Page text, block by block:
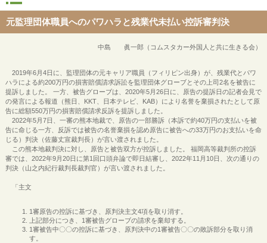
元監理団体職員へのパワハラと残業代未払い控訴審判決
中島 眞一郎（コムスタカー外国人と共に生きる会）
2019年6月4日に、監理団体の元キャリア職員（フィリピン出身）が、残業代とパワ
ハラによる約200万円の損害賠償請求訴訟を監理団体グローブとその上司2名を被告に
提訴しました。 一方、被告グローブは、2020年5月26日に、原告の提訴日の記者会見で
の発言による報道（熊日、KKT、日本テレビ、KAB）により名誉を棄損されたとして原
告に総額550万円の損害賠償請求反訴を提訴しました。
2022年5月7日、一審の熊本地裁で、原告の一部勝訴（本訴で約40万円の支払いを被
告に命じる一方、反訴では被告の名誉棄損を認め原告に被告への33万円のお支払いを命
じる）判決（佐藤丈宣裁判長）が言い渡されました。
この熊本地裁判決に対し、原告と被告双方が控訴しました。 福岡高等裁判所の控訴
審では、2022年9月20日に第1回口頭弁論で即日結審し、2022年11月10日、次の通りの
判決（山之内紀行裁判長裁判官）が言い渡されました。
「主文
1審原告の控訴に基づき、原判決主文4項を取り消す。
上記部分につき、1審被告グローブの請求を棄却する。
1審被告中〇〇の控訴に基づき、原判決中の1審被告〇〇の敗訴部分を取り消
す。